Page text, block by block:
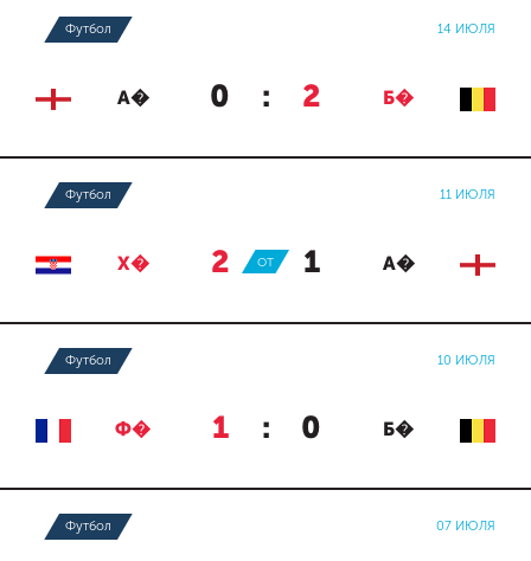
Футбол 14 ИЮЛЯ
А� 0 : 2 Б�
Футбол 11 ИЮЛЯ
Х� 2 : 1 А�
ОТ
Футбол 10 ИЮЛЯ
Ф� 1 : 0 Б�
Футбол 07 ИЮЛЯ